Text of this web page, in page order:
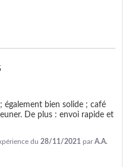
également bien solide ; café
De plus : envoi rapide et
du 28/11/2021 parA.A.